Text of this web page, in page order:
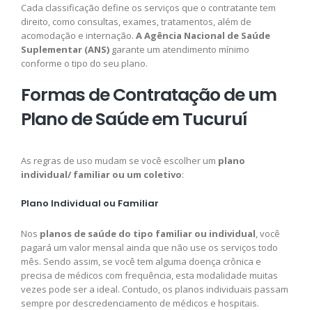
Cada classificação define os serviços que o contratante tem
direito, como consultas, exames, tratamentos, além de
acomodação e internação. A Agência Nacional de Saúde
Suplementar (ANS) garante um atendimento mínimo
conforme o tipo do seu plano.
Formas de Contratação de um
Plano de Saúde em Tucuruí
As regras de uso mudam se você escolher um plano
individual/ familiar ou um coletivo:
Plano Individual ou Familiar
Nos planos de saúde do tipo familiar ou individual, você
pagará um valor mensal ainda que não use os serviços todo
mês. Sendo assim, se você tem alguma doença crônica e
precisa de médicos com frequência, esta modalidade muitas
vezes pode ser a ideal. Contudo, os planos individuais passam
sempre por descredenciamento de médicos e hospitais.